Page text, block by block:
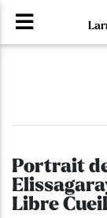
Portrait
Libre